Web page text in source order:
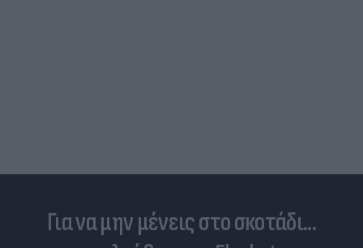
Για να μην μένεις στο σκοτάδι...